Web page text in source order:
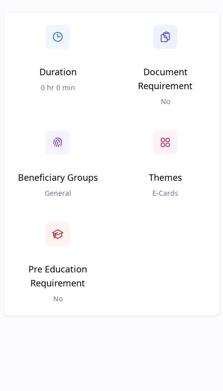
Duration
0 hr 0 min
Document
Requirement
No
Beneficiary Groups
General
Themes
E-Cards
Pre Education
Requirement
No